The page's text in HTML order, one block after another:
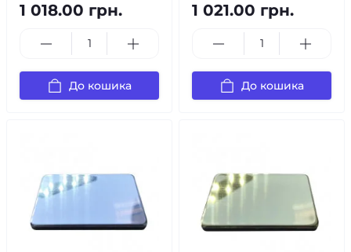
1 018.00 грн.
До кошика
1 021.00 грн.
До кошика